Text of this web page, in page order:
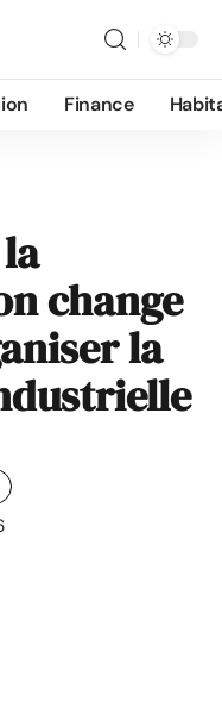
Finance
change
la